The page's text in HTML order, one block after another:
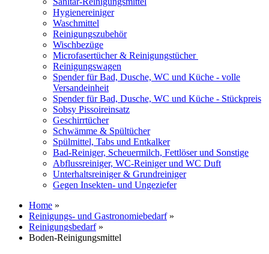
Hygienereiniger
Waschmittel
Reinigungszubehör
Wischbezüge
Microfasertücher & Reinigungstücher
Reinigungswagen
Spender für Bad, Dusche, WC und Küche - volle
Versandeinheit
Spender für Bad, Dusche, WC und Küche - Stückpreis
Sobsy Pissoireinsatz
Geschirrtücher
Schwämme & Spültücher
Spülmittel, Tabs und Entkalker
Bad-Reiniger, Scheuermilch, Fettlöser und Sonstige
Abflussreiniger, WC-Reiniger und WC Duft
Unterhaltsreiniger & Grundreiniger
Gegen Insekten- und Ungeziefer
Home »
Reinigungs- und Gastronomiebedarf »
Reinigungsbedarf »
Boden-Reinigungsmittel